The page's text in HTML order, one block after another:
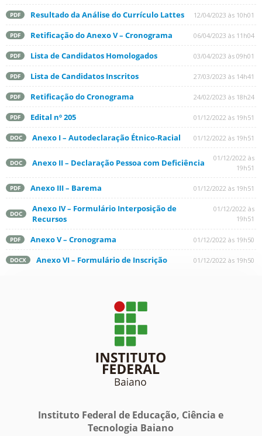
PDF Resultado da Análise do Currículo Lattes 12/04/2023 às 10h01
PDF Retificação do Anexo V – Cronograma 06/04/2023 às 11h04
PDF Lista de Candidatos Homologados 03/04/2023 às 09h01
PDF Lista de Candidatos Inscritos 27/03/2023 às 14h41
PDF Retificação do Cronograma 24/02/2023 às 18h24
PDF Edital nº 205 01/12/2022 às 19h51
DOC Anexo I – Autodeclaração Étnico-Racial 01/12/2022 às 19h51
DOC Anexo II – Declaração Pessoa com Deficiência
01/12/2022 às
19h51
PDF Anexo III – Barema 01/12/2022 às 19h51
DOC
Anexo IV – Formulário Interposição de
Recursos
01/12/2022 às
19h51
PDF Anexo V – Cronograma 01/12/2022 às 19h50
DOCX Anexo VI – Formulário de Inscrição 01/12/2022 às 19h50
Instituto Federal de Educação, Ciência e
Tecnologia Baiano